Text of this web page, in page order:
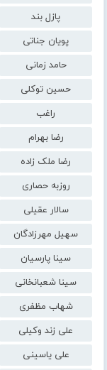
پازل بند
پویان جناتی
حامد زمانی
حسین توکلی
راغب
رضا بهرام
رضا ملک زاده
روزبه حصاری
سالار عقیلی
سهیل مهرزادگان
سینا پارسیان
سینا شعبانخانی
شهاب مظفری
علی زند وکیلی
علی یاسینی